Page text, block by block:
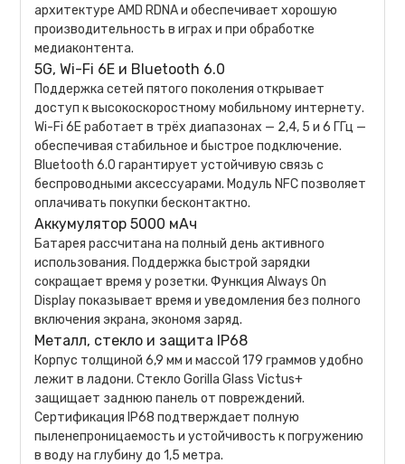
архитектуре AMD RDNA и обеспечивает хорошую
производительность в играх и при обработке
медиаконтента.
5G, Wi-Fi 6E и Bluetooth 6.0
Поддержка сетей пятого поколения открывает
доступ к высокоскоростному мобильному интернету.
Wi-Fi 6E работает в трёх диапазонах — 2,4, 5 и 6 ГГц —
обеспечивая стабильное и быстрое подключение.
Bluetooth 6.0 гарантирует устойчивую связь с
беспроводными аксессуарами. Модуль NFC позволяет
оплачивать покупки бесконтактно.
Аккумулятор 5000 мАч
Батарея рассчитана на полный день активного
использования. Поддержка быстрой зарядки
сокращает время у розетки. Функция Always On
Display показывает время и уведомления без полного
включения экрана, экономя заряд.
Металл, стекло и защита IP68
Корпус толщиной 6,9 мм и массой 179 граммов удобно
лежит в ладони. Стекло Gorilla Glass Victus+
защищает заднюю панель от повреждений.
Сертификация IP68 подтверждает полную
пыленепроницаемость и устойчивость к погружению
в воду на глубину до 1,5 метра.